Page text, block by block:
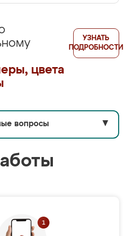
цвета
УЗНАТЬ
ПОДРОБНОСТИ
вопросы ▼